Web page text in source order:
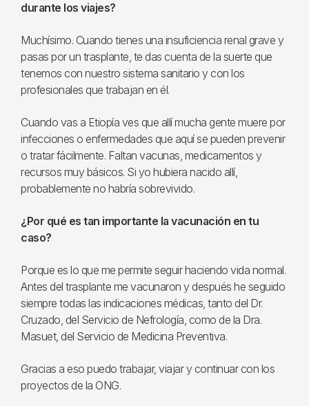
durante los viajes?
Muchísimo. Cuando tienes una insuficiencia renal grave y
pasas por un trasplante, te das cuenta de la suerte que
tenemos con nuestro sistema sanitario y con los
profesionales que trabajan en él.
Cuando vas a Etiopía ves que allí mucha gente muere por
infecciones o enfermedades que aquí se pueden prevenir
o tratar fácilmente. Faltan vacunas, medicamentos y
recursos muy básicos. Si yo hubiera nacido allí,
probablemente no habría sobrevivido.
¿Por qué es tan importante la vacunación en tu
caso?
Porque es lo que me permite seguir haciendo vida normal.
Antes del trasplante me vacunaron y después he seguido
siempre todas las indicaciones médicas, tanto del Dr.
Cruzado, del Servicio de Nefrología, como de la Dra.
Masuet, del Servicio de Medicina Preventiva.
Gracias a eso puedo trabajar, viajar y continuar con los
proyectos de la ONG.